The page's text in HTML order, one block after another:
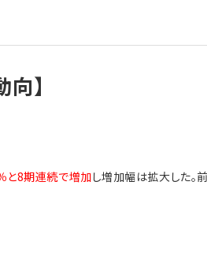
】
と8期連続で増加し増加幅は拡大した。